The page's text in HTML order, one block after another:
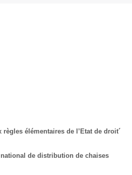
élémentaires de l’Etat de droit´
national de distribution de chaises